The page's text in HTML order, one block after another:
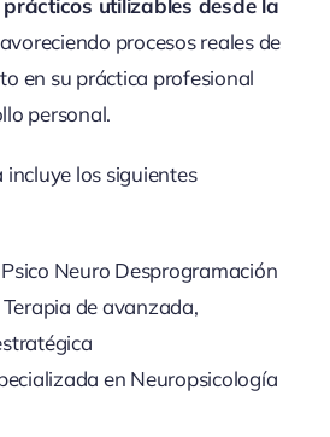
utilizables desde la
procesos reales de
en su práctica profesional
personal.
los siguientes
Neuro Desprogramación
de avanzada,
en Neuropsicología